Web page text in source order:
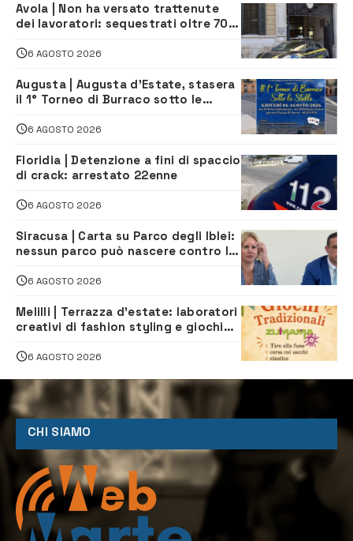
Avola | Non ha versato trattenute
dei lavoratori: sequestrati oltre 700
climatizzazione
6 AGOSTO 2026
Augusta | Augusta d’Estate, stasera
il 1° Torneo di Burraco sotto le
6 AGOSTO 2026
Floridia | Detenzione a fini di spaccio
di crack: arrestato 22enne
6 AGOSTO 2026
Siracusa | Carta su Parco degli Iblei:
nessun parco può nascere contro le
6 AGOSTO 2026
Melilli | Terrazza d’estate: laboratori
creativi di fashion styling e giochi
iscriversi
6 AGOSTO 2026
CHI SIAMO